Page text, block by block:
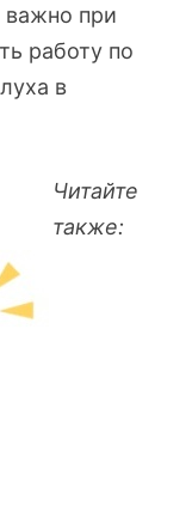
важно при
работу по
в
Читайте
также: